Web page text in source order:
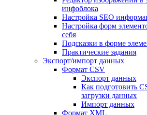
инфоблока
Настройка SEO
Настройка форм
себя
Подсказки в форме
Практические задания
Экспорт/импорт данных
Формат CSV
Экспорт данных
Как подготовить
загрузки данных
Импорт данных
Формат XML